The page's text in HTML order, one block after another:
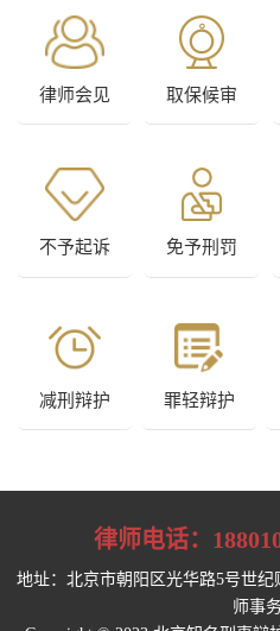
律师会见 取保候审
不予起诉 免予刑罚
减刑辩护 罪轻辩护
律师电话：
地址：北京市朝阳区光华路5号世
师事